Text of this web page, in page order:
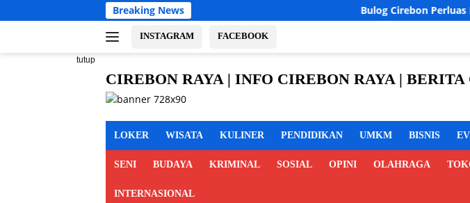
ke
Breaking News Bulog Cirebon Perluas Distribusi Beras
INSTAGRAM FACEBOOK
tutup
CIREBON RAYA | INFO CIREBON RAYA |
MAJALENGKA KUNINGAN
cirebon
info
raya,
cirebon
LOKER WISATA KULINER PENDIDIKAN UMKM BISNIS
SENI BUDAYA KRIMINAL SOSIAL OPINI OLAHRAGA
INTERNASIONAL